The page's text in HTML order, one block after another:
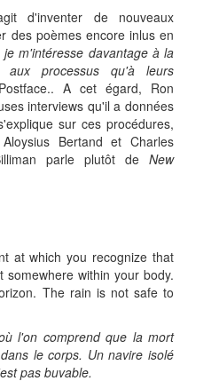
d'inventer de nouveaux
des poèmes encore inlus en
m'intéresse davantage à la
aux processus qu'à leurs
A cet égard, Ron
interviews qu'il a données
sur ces procédures,
Bertand et Charles
parle plutôt de New
at which you recognize that
within your body.
The rain is not safe to
l'on comprend que la mort
le corps. Un navire isolé
pas buvable.